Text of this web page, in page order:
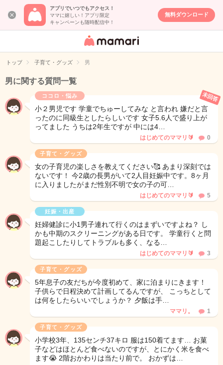
アプリでいつでもアクセス！
ママに嬉しい！アプリ限定
キャンペーンも随時配信中！
無料ダウンロード
女性専用匿名QA
イト
トップ 子育て・グッズ 男
男に関する質問一覧
ココロ・悩み
小２男児です 学童でちゅーしてみな と言われ 嫌だと言
ったのに同級生としたらしいです 女子5.6人で盛り上が
ってました うちは2年生ですが 中には4…
未回答
はじめてのママリ🔰 0
子育て・グッズ
女の子育児の楽しさを教えてください🥰 あまり深刻では
ないです！ 今2歳の長男がいて2人目妊娠中です。8ヶ月
に入りましたがまだ性別不明で女の子の可…
はじめてのママリ🔰 5
妊娠・出産
妊婦健診に小1男子連れて行くのはまずいですよね？ し
かも中期のスクリーニングがある日です。 学童行くと問
題起こしたりしてトラブルも多く、なる…
はじめてのママリ🔰 3
子育て・グッズ
5年息子の友だちが今度初めて、家に泊まりにきます！
子供らで日程決めて計画してるんですが、 こっちとして
は何をしたらいいでしょうか？ 夕飯は手…
ママリ。 1
子育て・グッズ
小学校3年、135センチ37キロ 服は150着てます… お菓
子などはほとんど食べないのですが、とにかく米を食べ
ます😭 2階おかわりは当たり前で。 おかずは…